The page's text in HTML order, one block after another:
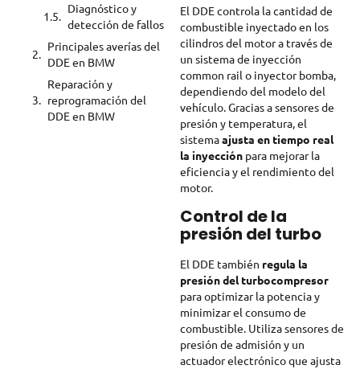
El DDE controla la cantidad de
combustible inyectado en los
cilindros del motor a través de
un sistema de inyección
common rail o inyector bomba,
dependiendo del modelo del
vehículo. Gracias a sensores de
presión y temperatura, el
sistemaajusta en tiempo real
la inyección para mejorar la
eficiencia y el rendimiento del
motor.
Control de la
presión del turbo
El DDE también regula la
presión del turbocompresor
para optimizar la potencia y
minimizar el consumo de
combustible. Utiliza sensores de
presión de admisión y un
actuador electrónico que ajusta
Diagnóstico y
detección de fallos
Principales averías del
DDE en BMW
Reparación y
reprogramación del
DDE en BMW